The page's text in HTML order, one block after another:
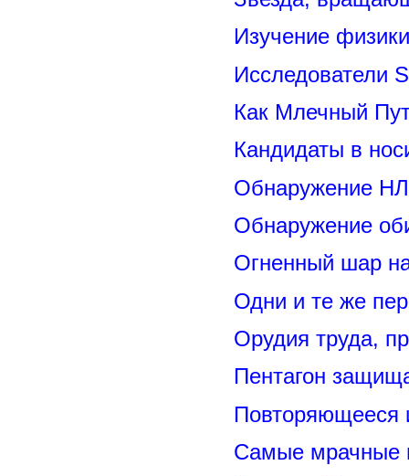
Изучение
Исследователи
Как Млечный
Кандидаты в
Обнаружение
Обнаружение
Огненный шар
Одни и те же
Орудия труда,
Пентагон
Повторяющееся
Самые мрачные